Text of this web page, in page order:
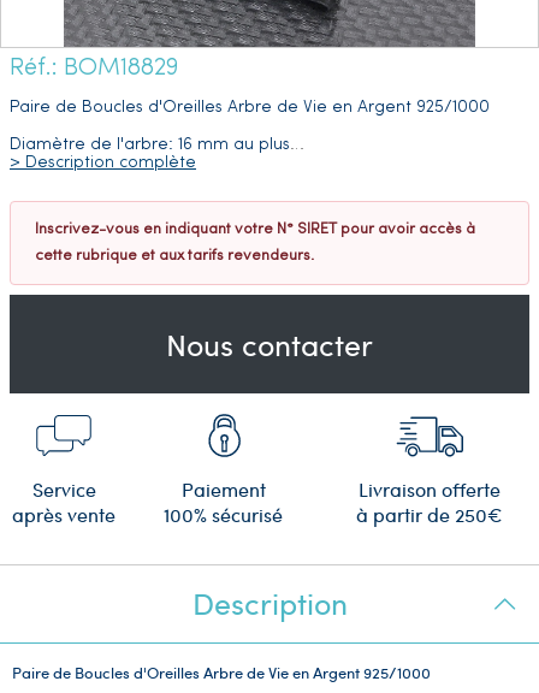
Réf.: BOM18829
Paire de Boucles d'Oreilles Arbre de Vie en Argent 925/1000
Diamètre de l'arbre: 16 mm au plus…
> Description complète
Inscrivez-vous en indiquant votre N° SIRET pour avoir accès à
cette rubrique et aux tarifs revendeurs.
Nous contacter
Service
après vente
Paiement
100% sécurisé
Livraison offerte
à partir de 250€
Description
Paire de Boucles d'Oreilles Arbre de Vie en Argent 925/1000